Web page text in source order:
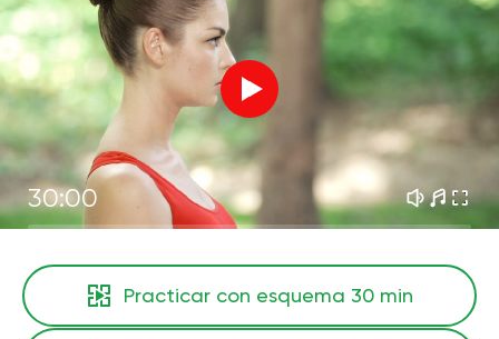
30:00
Practicar con esquema 30 min